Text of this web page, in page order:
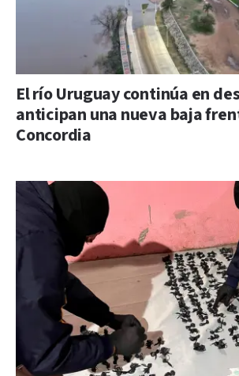
El río Uruguay continúa en
anticipan una nueva baja
Concordia